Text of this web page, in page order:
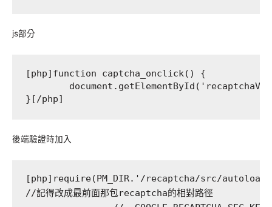
js部分
[php]function captcha_onclick() {
}[/php]
後端驗證時加入
[php]require(PM_DIR.'/recaptcha/src/
//記得改成最前面那包recaptcha的相對路徑